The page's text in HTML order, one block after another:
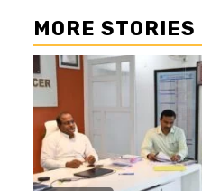
MORE STORIES